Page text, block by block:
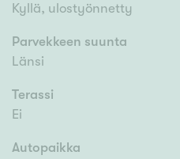
Kyllä, ulostyönnetty
Parvekkeen suunta
Länsi
Terassi
Ei
Autopaikka